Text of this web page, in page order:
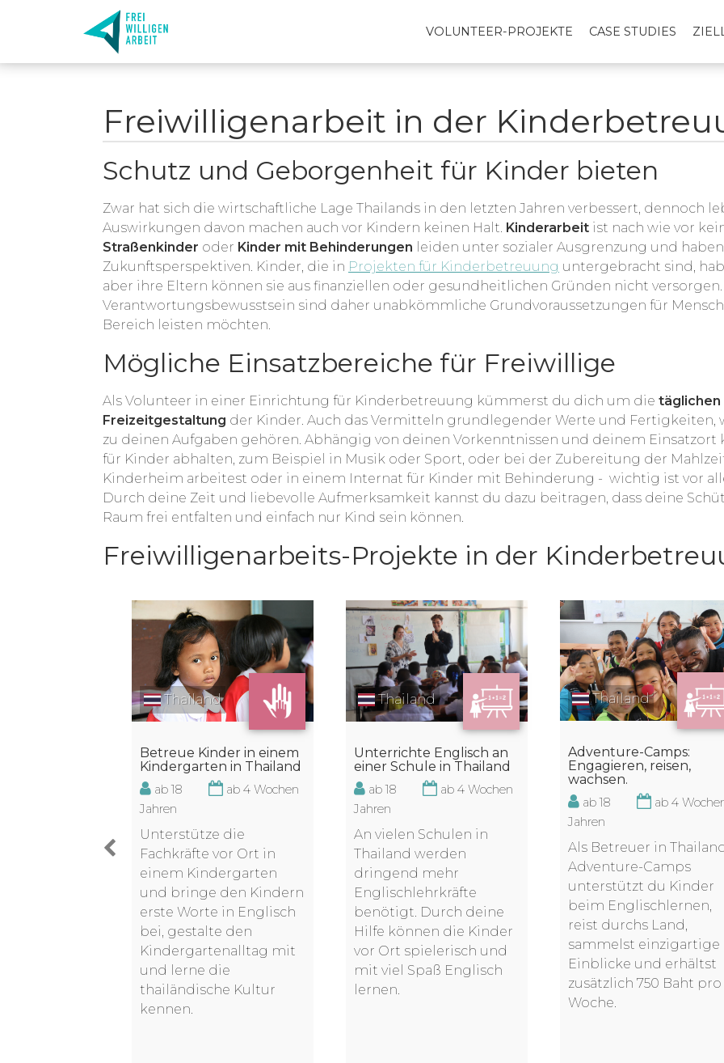
VOLUNTEER-PROJEKTE CASE STUDIES
Freiwilligenarbeit in der
Schutz und Geborgenheit für Kinder bieten
Zwar hat sich die wirtschaftliche Lage Thailands in den letzten Jahren verbessert, dennoch
Auswirkungen davon machen auch vor Kindern keinen Halt. Kinderarbeit ist nach wie vor
Straßenkinder oder Kinder mit Behinderungen leiden unter sozialer Ausgrenzung und
Zukunftsperspektiven. Kinder, die in Projekten für Kinderbetreuung untergebracht sind,
aber ihre Eltern können sie aus finanziellen oder gesundheitlichen Gründen nicht
Verantwortungsbewusstsein sind daher unabkömmliche Grundvoraussetzungen für
Bereich leisten möchten.
Mögliche Einsatzbereiche für Freiwillige
Als Volunteer in einer Einrichtung für Kinderbetreuung kümmerst du dich um die täglichen
Freizeitgestaltung der Kinder. Auch das Vermitteln grundlegender Werte und Fertigkeiten,
zu deinen Aufgaben gehören. Abhängig von deinen Vorkenntnissen und deinem
für Kinder abhalten, zum Beispiel in Musik oder Sport, oder bei der Zubereitung der
Kinderheim arbeitest oder in einem Internat für Kinder mit Behinderung - wichtig ist vor
Durch deine Zeit und liebevolle Aufmerksamkeit kannst du dazu beitragen, dass deine
Raum frei entfalten und einfach nur Kind sein können.
Freiwilligenarbeits-Projekte in der
Thailand
Betreue Kinder in einem
Kindergarten in Thailand
ab 18
Jahren
ab 4 Wochen
Unterstütze die
Fachkräfte vor Ort in
einem Kindergarten
und bringe den Kindern
erste Worte in Englisch
bei, gestalte den
Kindergartenalltag mit
und lerne die
thailändische Kultur
kennen.
Thailand
Unterrichte Englisch an
einer Schule in Thailand
ab 18
Jahren
ab 4 Wochen
An vielen Schulen in
Thailand werden
dringend mehr
Englischlehrkräfte
benötigt. Durch deine
Hilfe können die Kinder
vor Ort spielerisch und
mit viel Spaß Englisch
lernen.
Thailand
Adventure-Camps:
Engagieren, reisen,
wachsen.
ab 18
Jahren
ab 4
Als Betreuer in
Adventure-Camps
unterstützt du Kinder
beim Englischlernen,
reist durchs Land,
sammelst einzigartige
Einblicke und erhältst
zusätzlich 750 Baht pro
Woche.